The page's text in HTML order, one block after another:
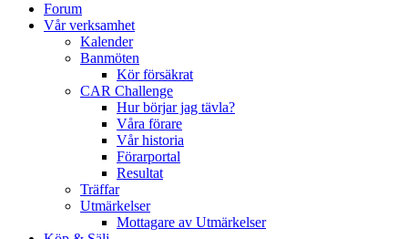
Forum
Vår verksamhet
Kalender
Banmöten
Kör försäkrat
CAR Challenge
Hur börjar jag tävla?
Våra förare
Vår historia
Förarportal
Resultat
Träffar
Utmärkelser
Mottagare av Utmärkelser